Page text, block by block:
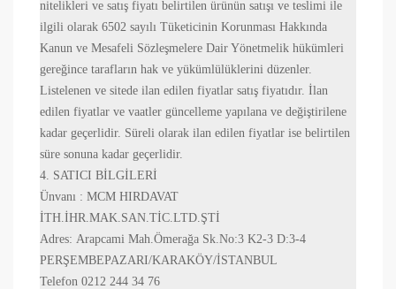
nitelikleri ve satış fiyatı belirtilen ürünün satışı ve teslimi ile
ilgili olarak 6502 sayılı Tüketicinin Korunması Hakkında
Kanun ve Mesafeli Sözleşmelere Dair Yönetmelik hükümleri
gereğince tarafların hak ve yükümlülüklerini düzenler.
Listelenen ve sitede ilan edilen fiyatlar satış fiyatıdır. İlan
edilen fiyatlar ve vaatler güncelleme yapılana ve değiştirilene
kadar geçerlidir. Süreli olarak ilan edilen fiyatlar ise belirtilen
süre sonuna kadar geçerlidir.
4. SATICI BİLGİLERİ
Ünvanı : MCM HIRDAVAT
İTH.İHR.MAK.SAN.TİC.LTD.ŞTİ
Adres: Arapcami Mah.Ömerağa Sk.No:3 K2-3 D:3-4
PERŞEMBEPAZARI/KARAKÖY/İSTANBUL
Telefon 0212 244 34 76